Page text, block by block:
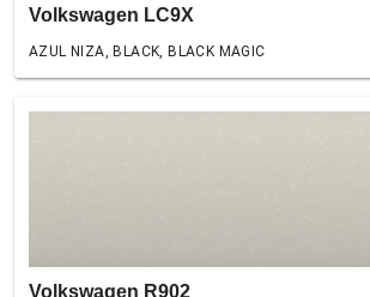
Volkswagen LC9X
AZUL NIZA, BLACK, BLACK MAGIC
Volkswagen R902